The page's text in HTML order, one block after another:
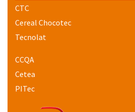
CTC
Cereal Chocotec
Tecnolat
CCQA
Cetea
PITec